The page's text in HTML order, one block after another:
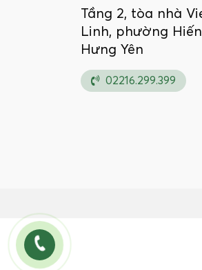
Tầng 2, tòa nhà
Linh, phường
Hưng Yên
02216.299.399